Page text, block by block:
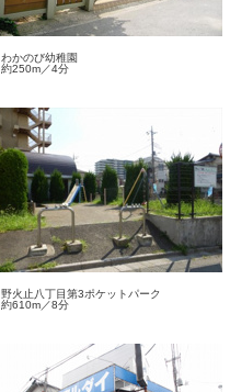
わかのび幼稚園
約250m／4分
野火止八丁目第3ポケットパーク
約610m／8分